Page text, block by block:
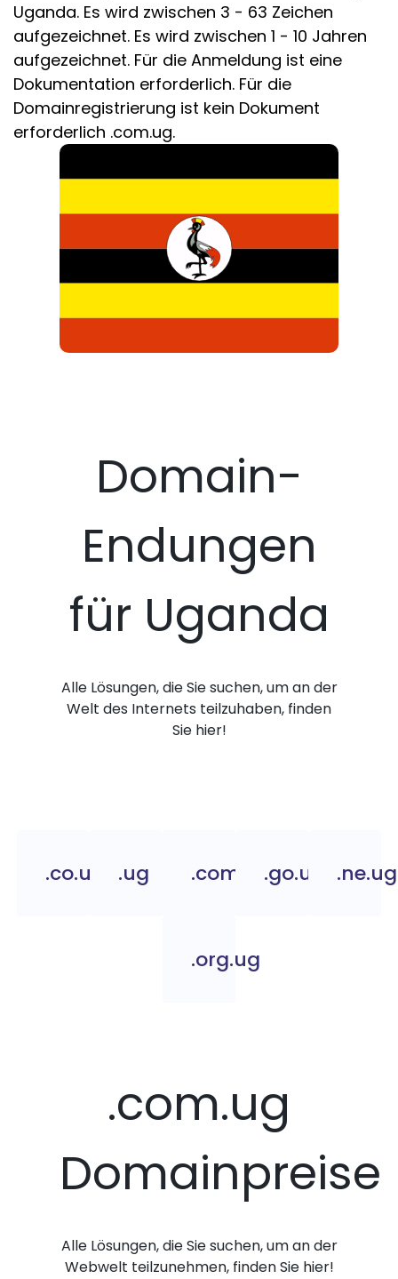
Uganda. Es wird zwischen 3 - 63 Zeichen
aufgezeichnet. Es wird zwischen 1 - 10 Jahren
aufgezeichnet. Für die Anmeldung ist eine
Dokumentation erforderlich. Für die
Domainregistrierung ist kein Dokument
erforderlich .com.ug.
Domain-
Endungen
für Uganda
Alle Lösungen, die Sie suchen, um an der
Welt des Internets teilzuhaben, finden
Sie hier!
.co.ug .ug .com.ug.go.ug .ne.ug
.org.ug
.com.ug
Domainpreise
Alle Lösungen, die Sie suchen, um an der
Webwelt teilzunehmen, finden Sie hier!